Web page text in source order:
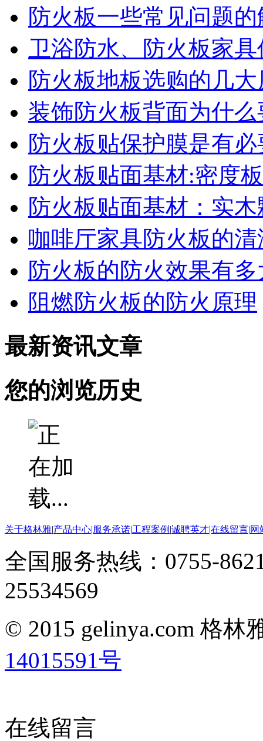
防火板一些常见问题
卫浴防水、防火板家
防火板地板选购的几
装饰防火板背面为什
防火板贴保护膜是有
防火板贴面基材:密度
防火板贴面基材：实
咖啡厅家具防火板的
防火板的防火效果有
阻燃防火板的防火原理
最新资讯文章
您的浏览历史
关于格林雅|产品中心|服务承诺|工程案例 |诚聘英才|在线留言|网
全国服务热线：0755-
25534569
© 2015 gelinya.com 格
14015591号
在线留言